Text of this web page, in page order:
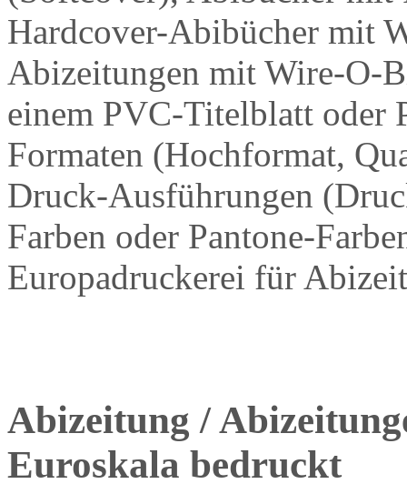
Hardcover-Abibücher mit
Abizeitungen mit Wire-O-
einem PVC-Titelblatt oder
Formaten (Hochformat,
Druck-Ausführungen
Farben oder Pantone-
Europadruckerei für
Abizeitung /
Euroskala bedruckt